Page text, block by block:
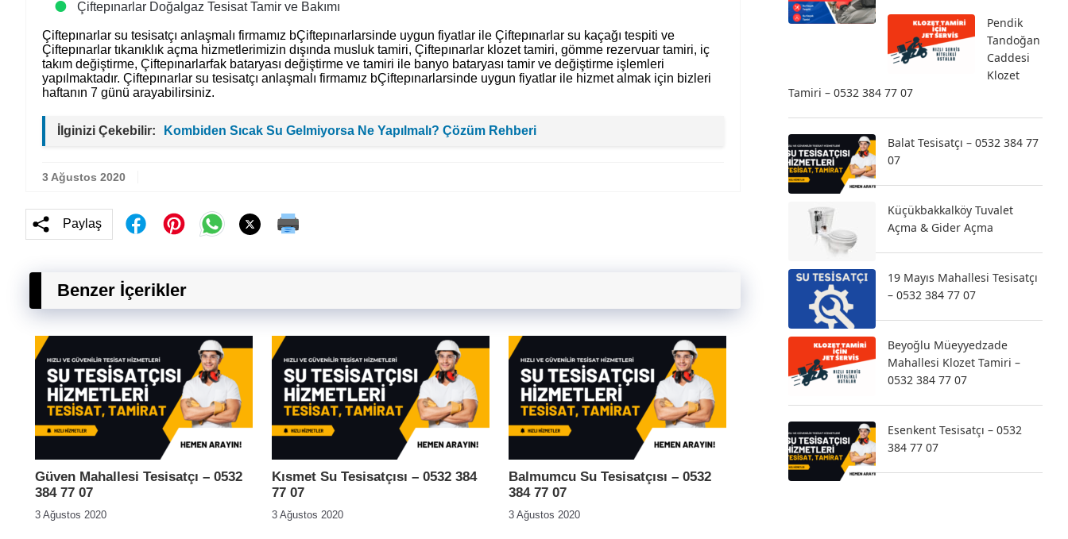
Çiftepınarlar Doğalgaz Tesisat Tamir ve Bakımı
Çiftepınarlar su tesisatçı anlaşmalı firmamız bÇiftepınarlarsinde uygun fiyatlar ile Çiftepınarlar su kaçağı tespiti ve
Çiftepınarlar tıkanıklık açma hizmetlerimizin dışında musluk tamiri, Çiftepınarlar klozet tamiri, gömme rezervuar tamiri, iç
takım değiştirme, Çiftepınarlarfak bataryası değiştirme ve tamiri ile banyo bataryası tamir ve değiştirme işlemleri
yapılmaktadır. Çiftepınarlar su tesisatçı anlaşmalı firmamız bÇiftepınarlarsinde uygun fiyatlar ile hizmet almak için bizleri
haftanın 7 günü arayabilirsiniz.
İlginizi Çekebilir: Kombiden Sıcak Su Gelmiyorsa Ne Yapılmalı? Çözüm Rehberi
3 Ağustos 2020
Paylaş
Benzer İçerikler
Güven Mahallesi Tesisatçı – 0532
384 77 07
3 Ağustos 2020
Kısmet Su Tesisatçısı – 0532 384
77 07
3 Ağustos 2020
Balmumcu Su Tesisatçısı – 0532
384 77 07
3 Ağustos 2020
Pendik
Tandoğan
Caddesi
Klozet
Tamiri – 0532 384 77 07
Balat Tesisatçı – 0532 384 77
07
Küçükbakkalköy Tuvalet
Açma & Gider Açma
19 Mayıs Mahallesi Tesisatçı
– 0532 384 77 07
Beyoğlu Müeyyedzade
Mahallesi Klozet Tamiri –
0532 384 77 07
Esenkent Tesisatçı – 0532
384 77 07